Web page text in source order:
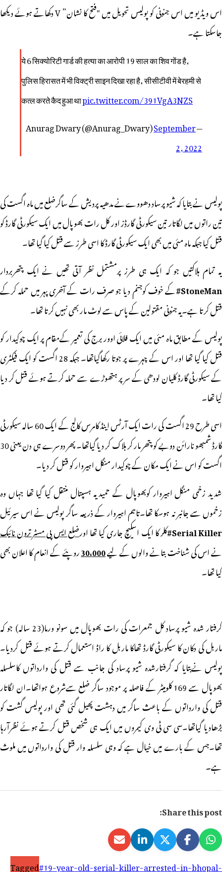
اس ویڈیو میں اس جنونی کو پولیس تحویل میں "فتح کا نشان” V دکھاتے ہوئے دیکھا
جاسکتا ہے۔
ये 6 सिक्योरिटी गार्ड की हत्या का आरोपी 19 साल का शिव गोंड है,
पुलिस हिरासत में भी विक्ट्री साइन दिखा रहा है, सीसीटीवी में बेरहमी से
कत्ल करते कैद हुआ थाpic.twitter.com/391VgA3NZS
— Anurag Dwary (@Anurag_Dwary)
September
2, 2022
پولیس نے بتایا کہ شیو پرساد دھووےنے مدھیہ پردیش کے ساگرضلع میں ماہ اگست کی
تین راتوں میں لگاتار تین سیکورٹی گارڈز اور کل رات بھوپال میں ایک سیکورٹی گارڈ کو
قتل کیا جبکہ ماہ مئی میں بھی ایک سیکورٹی گارڈ کا اسی طرز سے قتل کیا گیا تھا۔
یہ تمام ہلاکتیں جو کہ ایک ہی طرز پرمشتمل نظر آتی تھیں نے ایک پتھربردار
StoneMan# کے خوف کوجنم دیا جو صرف رات کے آخری پہر میں حملہ کرکے
قتل کرتا ہے۔یہ جنونی مقتولین کے پاس سے لوٹ مار بھی نہیں کرتا تھا۔
پولیس کے مطابق ماہ مئی میں ایک فلائی اوور برج کی تعمیر کےمقام پر ایک چوکیدار کو
قتل کیا گیا تھا اور اس کے چہرے پر جوتا رکھاگیاتھا۔
جبکہ 28 اگست کو ایک فیکٹری
کے سیکورٹی گارڈ کلیان لودھی کے سر پر ہتھوڑے سے حملہ کرتے ہوئے قتل کر دیا
گیا تھا۔
اسی طرح 29 اگست کی رات ایک آرٹس اینڈ کامرس کالج کے ایک 60 سالہ سیکورٹی
گارڈ شمبھو نارائن دوبے کو پتھر مار کر ہلاک کر دیا گیاتھا۔ پھر دوسرے ہی دن یعنی 30
اگست کو اس نے ایک مکان کے چوکیدار منگل اہیروار کو قتل کر دیا۔
شدید زخمی منگل اہیروار کوبھوپال کے حمیدیہ ہسپتال منتقل کیا گیا تھا جہاں وہ
زخموں سے جانبر نہ ہوسکا تھا۔تاہم اہیروار کے ذریعہ ساگر پولیس نے اس سیرئیل
Serial Killer# کلر کا ایک اسکیچ جاری کیا تھا اورضلع ایس پی مسٹر ترون نائیک
نے اس کی شناخت بتانے والوں کے لیے30،000روپئے کے انعام کا اعلان بھی
کیا تھا۔
گرفتار شدہ شیو پرساد کل جمعرات کی رات بھوپال میں سونو ورما(23 سالہ) جو کہ
ماربل کی دکان کا سیکورٹی گارڈ تھاکا ماربل کا راڈ استعمال کرتے ہوئے قتل کردیا۔
پولیس نےبتایا کہ گرفتارشدہ شیو پرساد کی جانب سے قتل کی وارداتوں کاسلسلہ
بھوپال سے 169 کلومیٹر کے فاصلہ پر موجود ساگر ضلع سےشروع ہواتھا۔ان لگاتار
قتل کی وارداتوں کے باعث ساگر میں دہشت پھیل گئی تھی اور پولیس گشت کو
بڑھادیا گیاتھا۔سی سی ٹی وی کیمروں میں ایک ہی شخص قتل کرتے ہوئے نظرآرہا
تھا۔جس کے بارے میں خیال ہے کہ وہی سلسلہ وار قتل کی وارداتوں میں ملوث
ہے۔
Share this post:
Tagged#19-year-old-serial-killer-arrested-in-bhopal-